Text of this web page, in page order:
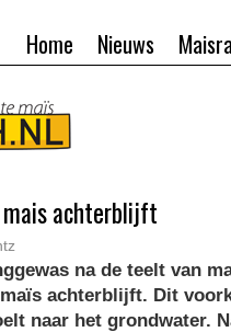
Nieuws
Home
achterblijft
na de teelt van
achterblijft. Dit
naar het grondwater.